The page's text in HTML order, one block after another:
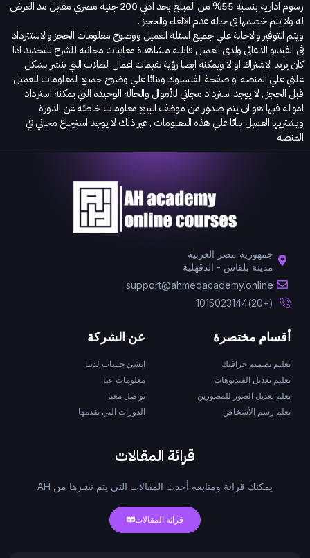
رسوم اداريه بنسبة 55% من المبلغ بحد ادني 200 جنية مصري مقابل مد العرض
له ولا يتم خصمها في حاله عدم الالغاء والحجز .
ويتم التوفير والاجابة علي جميع اسئله العميل ووضوح معلومات الحجز والاستترداد
في الفيديو الدعائي ولدي العميل قابليه مشاهدة معاينات مجانيه للشرح للتحديد اذا
كان يريد الاشتراك او لا ويمكنه ايضا رؤية تقيمات اعمال الطلاب التي تنشر بشكل
علني علي المنصه او صفحة الفيسبوك وبنائا علي وضوح جميع المعلومات للعميل
قبل الحجز , لا يوجد استرداد مجاني للأموال والحاله الوحيدة التي يمكنه استرداد
امواله فيها هو ان يتم صدور من موظف البيع معلومات خاطئة عن الدورة
ويشتريها العميل بنائا علي هذه المعلومات , غير ذلك لا يوجد استرجاع مجاني في
المنصه
جمهورية مصر العربية
مدينة بلقاس - الدقهلية
support@ahmedacademy.online
(+20)1015023144
أقسام مختصرة
تعليم تصميم جرافيك
تعليم تعديل الفيديوهات
تعلم تعديل الصور للمصورين
تعلم رسم الأشخاص
عن الشركة
انشئ حساب لدينا
معلومات عنا
تواصل معنا
الدورات التي نقدمها
قرائة المقالات
يمكنك قرائة ومتابعه أحدث المقالات التي يتم نشرها من AH
قرائة المقالات